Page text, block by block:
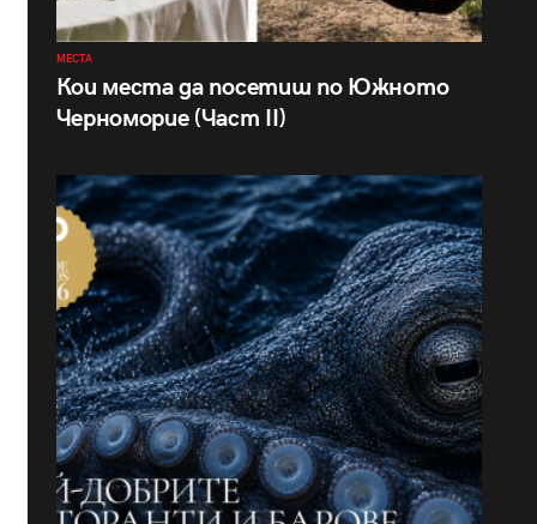
МЕСТА
Кои места да посетиш по Южното
Черноморие (Част II)